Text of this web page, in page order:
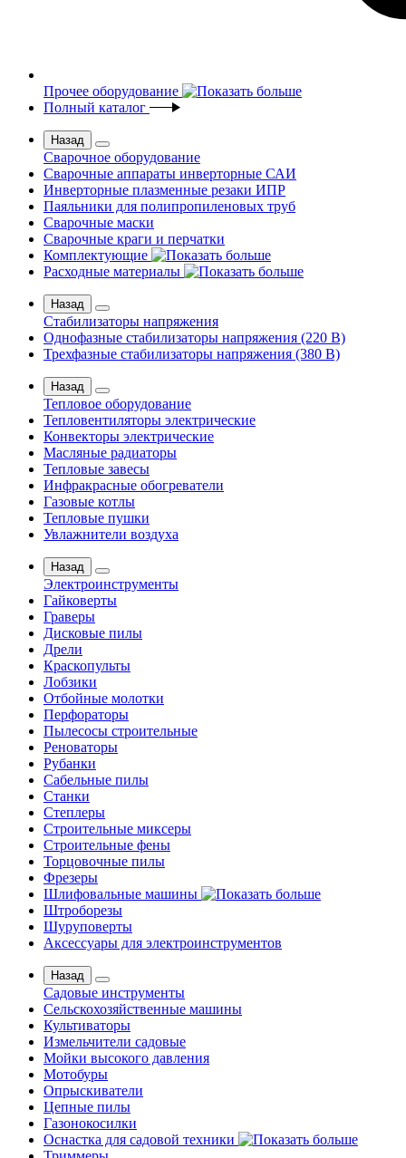
Прочее оборудование
Полный каталог
Назад
Сварочное оборудование
Сварочные аппараты инверторные САИ
Инверторные плазменные резаки ИПР
Паяльники для полипропиленовых труб
Сварочные маски
Сварочные краги и перчатки
Комплектующие
Расходные материалы
Назад
Стабилизаторы напряжения
Однофазные стабилизаторы напряжения (220 В)
Трехфазные стабилизаторы напряжения (380 В)
Назад
Тепловое оборудование
Тепловентиляторы электрические
Конвекторы электрические
Масляные радиаторы
Тепловые завесы
Инфракрасные обогреватели
Газовые котлы
Тепловые пушки
Увлажнители воздуха
Назад
Электроинструменты
Гайковерты
Граверы
Дисковые пилы
Дрели
Краскопульты
Лобзики
Отбойные молотки
Перфораторы
Пылесосы строительные
Реноваторы
Рубанки
Сабельные пилы
Станки
Степлеры
Строительные миксеры
Строительные фены
Торцовочные пилы
Фрезеры
Шлифовальные машины
Штроборезы
Шуруповерты
Аксессуары для электроинструментов
Назад
Садовые инструменты
Сельскохозяйственные машины
Культиваторы
Измельчители садовые
Мойки высокого давления
Мотобуры
Опрыскиватели
Цепные пилы
Газонокосилки
Оснастка для садовой техники